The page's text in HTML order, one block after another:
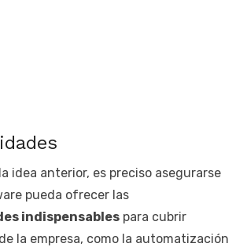
idea anterior, es preciso asegurarse
pueda ofrecer las
indispensables para cubrir
la empresa, como la automatización